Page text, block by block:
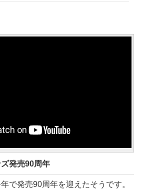
発売90周年
で発売90周年を迎えたそうです。